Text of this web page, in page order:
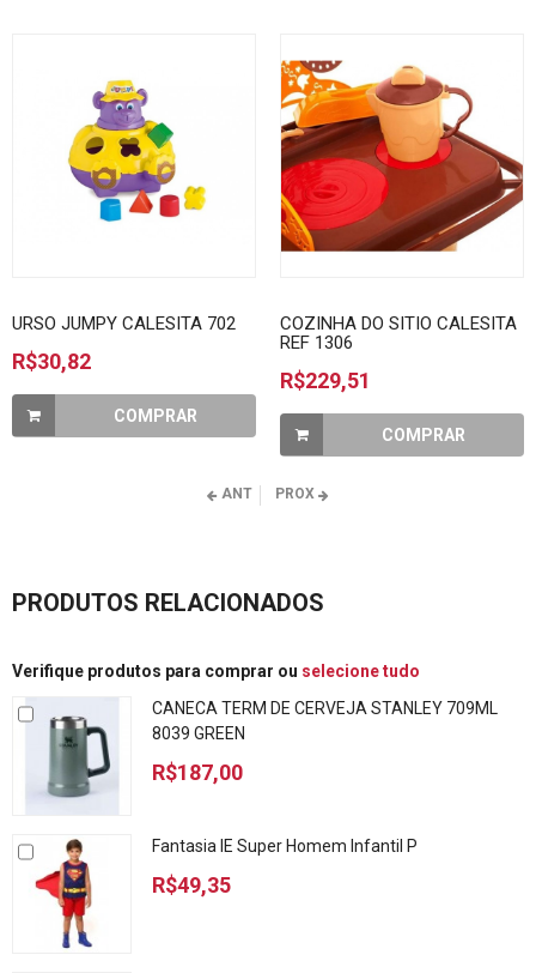
URSO JUMPY CALESITA 702
R$30,82
COMPRAR
COZINHA DO SITIO CALESITA
REF 1306
R$229,51
COMPRAR
ANT PROX
PRODUTOS RELACIONADOS
Verifique produtos para comprar ou selecione tudo
CANECA TERM DE CERVEJA STANLEY 709ML
8039 GREEN
R$187,00
Fantasia IE Super Homem Infantil P
R$49,35